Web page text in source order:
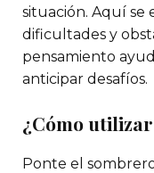
situación. Aquí se
dificultades y
pensamiento
anticipar desafíos.
¿Cómo
Ponte el